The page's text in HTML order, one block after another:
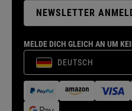
NEWSLETTER
MELDE DICH GLEICH AN UM
DEUTSCH